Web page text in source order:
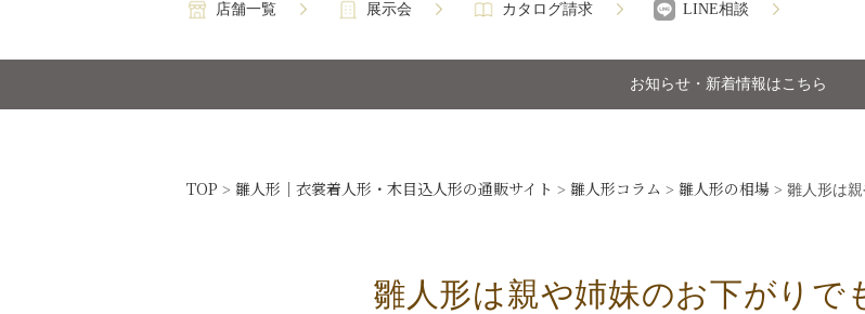
店舗一覧 展示会 カタログ請求 LINE相談
お知らせ・新着情報はこちら
TOP > 雛人形｜衣裳着人形・木目込人形の通販サイト > 雛人形コラム > 雛人形の相場 > 雛人形は
雛人形は親や姉妹のお下がりで